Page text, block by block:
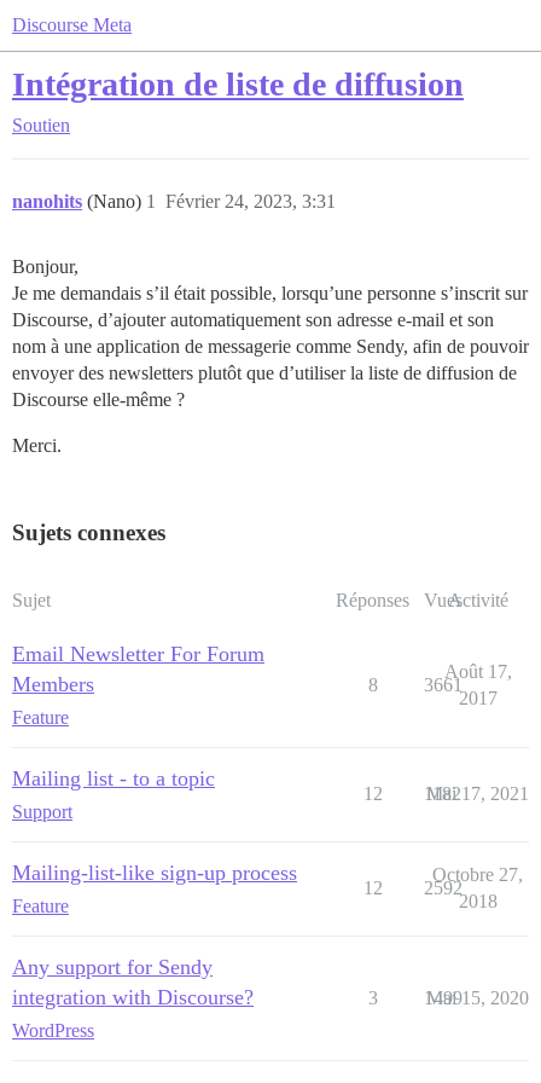
Discourse Meta
Intégration de liste de diffusion
Soutien
nanohits (Nano) Février 24, 2023, 3:31
1
Bonjour,
Je me demandais s’il était possible, lorsqu’une personne s’inscrit sur
Discourse, d’ajouter automatiquement son adresse e-mail et son
nom à une application de messagerie comme Sendy, afin de pouvoir
envoyer des newsletters plutôt que d’utiliser la liste de diffusion de
Discourse elle-même ?
Merci.
Sujets connexes
Sujet Réponses VuesActivité
Email Newsletter For Forum
Members
Feature
8 3661
Août 17,
2017
Mailing list - to a topic
Support
12 1182
Mai 17, 2021
Mailing-list-like sign-up process
Feature
12 2592
Octobre 27,
2018
Any support for Sendy
integration with Discourse?
WordPress
3 1499
Mai 15, 2020